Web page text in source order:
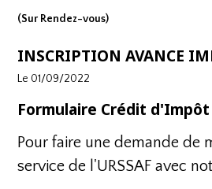
(Sur Rendez-vous)
INSCRIPTION AVANCE
Le 01/09/2022
Formulaire Crédit
Pour faire une demande de
service de l'URSSAF avec